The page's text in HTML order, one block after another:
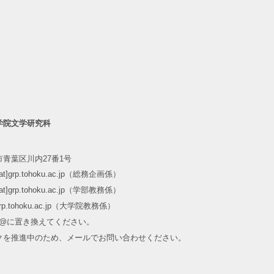
院文学研究科
青葉区川内27番1号
（総務企画係）
（学部教務係）
（大学院教務係）
に置き換えてください。
推進中のため、メールでお問い合わせください。